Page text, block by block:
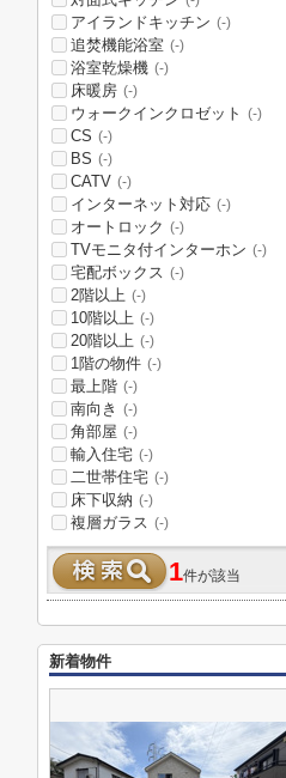
アイランドキッチン (-)
追焚機能浴室 (-)
浴室乾燥機 (-)
床暖房 (-)
ウォークインクロゼット (-)
CS (-)
BS (-)
CATV (-)
インターネット対応 (-)
オートロック (-)
TVモニタ付インターホン (-)
宅配ボックス (-)
2階以上 (-)
10階以上 (-)
20階以上 (-)
1階の物件 (-)
最上階 (-)
南向き (-)
角部屋 (-)
輸入住宅 (-)
二世帯住宅 (-)
床下収納 (-)
複層ガラス (-)
1件が該当
新着物件